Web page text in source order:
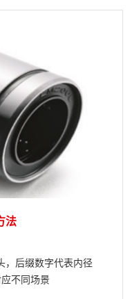
法
，后缀数字代表内径
不同场景